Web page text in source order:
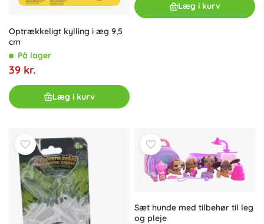
Optrækkeligt kylling i æg 9,5
cm
På lager
39 kr.
Læg i kurv
Læg i kurv
Sæt hunde med tilbehør til leg
og pleje